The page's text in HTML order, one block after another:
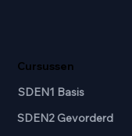
Cursussen
SDEN1 Basis
SDEN2 Gevorderd